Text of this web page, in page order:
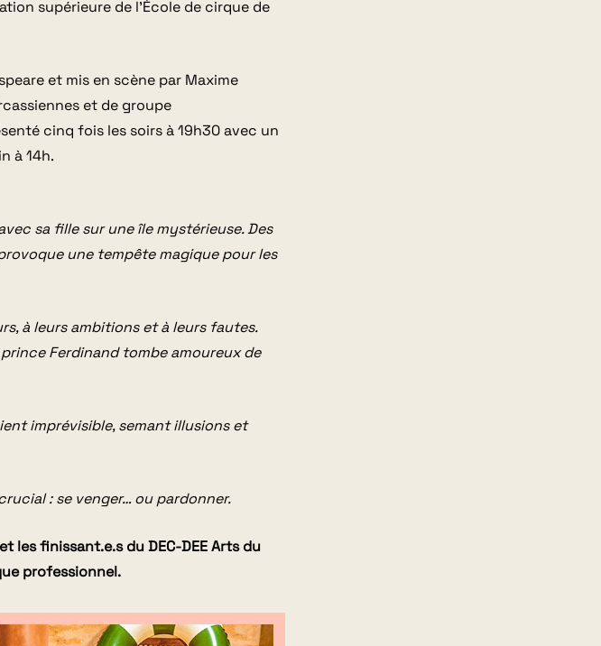
supérieure de l’École de cirque de
et mis en scène par Maxime
et de groupe
cinq fois les soirs à 19h30 avec un
à 14h.
sa fille sur une île mystérieuse. Des
une tempête magique pour les
à leurs ambitions et à leurs fautes.
Ferdinand tombe amoureux de
imprévisible, semant illusions et
: se venger… ou pardonner.
les finissant.e.s du DEC-DEE Arts du
professionnel.